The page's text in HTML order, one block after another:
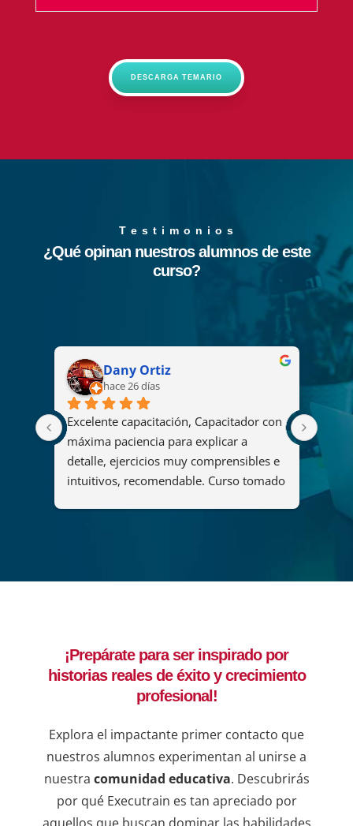
DESCARGA TEMARIO
T e s t i m o n i o s
¿Qué opinan nuestros alumnos de este
curso?
Dany Ortiz
hace 26 días
Excelente capacitación, Capacitador con
máxima paciencia para explicar a
detalle, ejercicios muy comprensibles e
intuitivos, recomendable. Curso tomado
¡Prepárate para ser inspirado por
historias reales de éxito y crecimiento
profesional!
Explora el impactante primer contacto que
nuestros alumnos experimentan al unirse a
nuestra comunidad educativa. Descubrirás
por qué Executrain es tan apreciado por